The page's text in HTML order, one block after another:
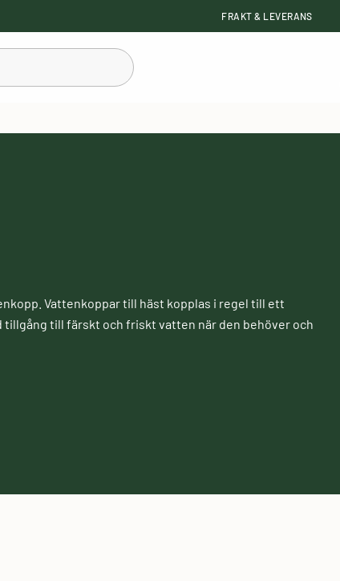
FRAKT & LEVERANS
Vattenkoppar till häst kopplas i regel till ett
till färskt och friskt vatten när den behöver och